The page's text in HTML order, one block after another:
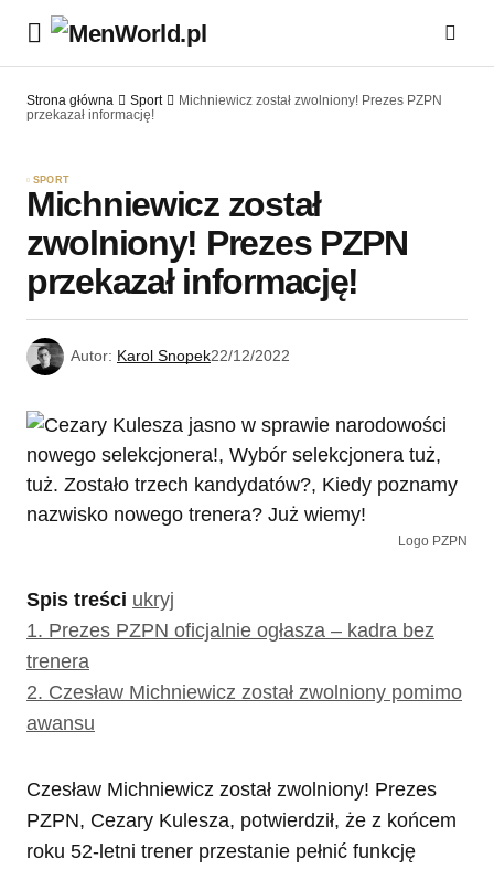
Strona główna Sport
Michniewicz został zwolniony! Prezes PZPN
przekazał informację!
SPORT
Michniewicz został
zwolniony! Prezes PZPN
przekazał informację!
Autor: Karol Snopek22/12/2022
Logo PZPN
Spis treści ukryj
1. Prezes PZPN oficjalnie ogłasza – kadra bez
trenera
2. Czesław Michniewicz został zwolniony pomimo
awansu
Czesław Michniewicz został zwolniony! Prezes
PZPN, Cezary Kulesza, potwierdził, że z końcem
roku 52-letni trener przestanie pełnić funkcję